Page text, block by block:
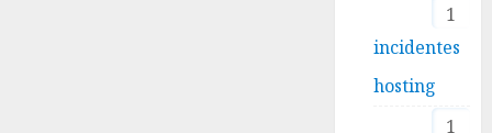
1
incidentes
hosting
1